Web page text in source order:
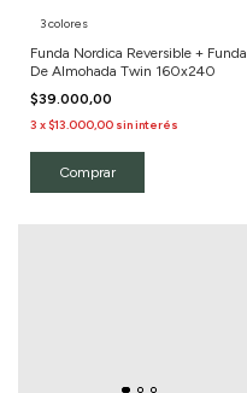
3 colores
Funda Nordica Reversible + Funda
De Almohada Twin 160x240
$39.000,00
3 x$13.000,00 sin interés
Comprar